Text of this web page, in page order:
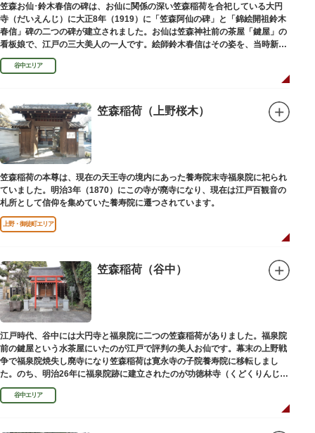
笠森お仙･鈴木春信の碑は、お仙に関係の深い笠森稲荷を合祀している大円
寺（だいえんじ）に大正8年（1919）に「笠森阿仙の碑」と「錦絵開祖鈴木
春信」碑の二つの碑が建立されました。お仙は笠森神社前の茶屋「鍵屋」の
看板娘で、江戸の三大美人の一人です。絵師鈴木春信はその姿を、当時新し
い絵画様式である多色刷り版画「錦絵」に描きました。
谷中エリア
笠森稲荷（上野桜木）
笠森稲荷の本尊は、現在の天王寺の境内にあった養寿院末寺福泉院に祀られ
ていました。明治3年（1870）にこの寺が廃寺になり、現在は江戸百観音の
札所として信仰を集めていた養寿院に遷つされています。
上野・御徒町エリア
笠森稲荷（谷中）
江戸時代、谷中には大円寺と福泉院に二つの笠森稲荷がありました。福泉院
前の鍵屋という水茶屋にいたのが江戸で評判の美人お仙です。幕末の上野戦
争で福泉院焼失し廃寺になり笠森稲荷は寛永寺の子院養寿院に移転しまし
た。のち、明治26年に福泉院跡に建立されたのが功徳林寺（くどくりんじ）
で、明治末期には稲荷社が祀られました。
谷中エリア